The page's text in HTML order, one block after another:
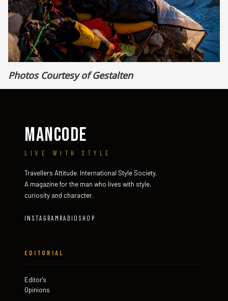
Photos Courtesy of Gestalten
MANCODE
LIVE WITH STYLE
Travellers Attitude. International Style Society.
A magazine for the man who lives with style,
curiosity and character.
INSTAGRAM RADIO SHOP
EDITORIAL
Editor's
Opinions